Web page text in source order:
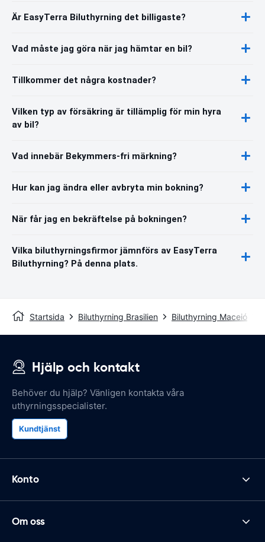
Är EasyTerra Biluthyrning det billigaste?
Vad måste jag göra när jag hämtar en bil?
Tillkommer det några kostnader?
Vilken typ av försäkring är tillämplig för min hyra
av bil?
Vad innebär Bekymmers-fri märkning?
Hur kan jag ändra eller avbryta min bokning?
När får jag en bekräftelse på bokningen?
Vilka biluthyrningsfirmor jämnförs av EasyTerra
Biluthyrning? På denna plats.
Startsida Biluthyrning Brasilien Biluthyrning Maceió
Hjälp och kontakt
Behöver du hjälp? Vänligen kontakta våra
uthyrningsspecialister.
Kundtjänst
Konto
Om oss